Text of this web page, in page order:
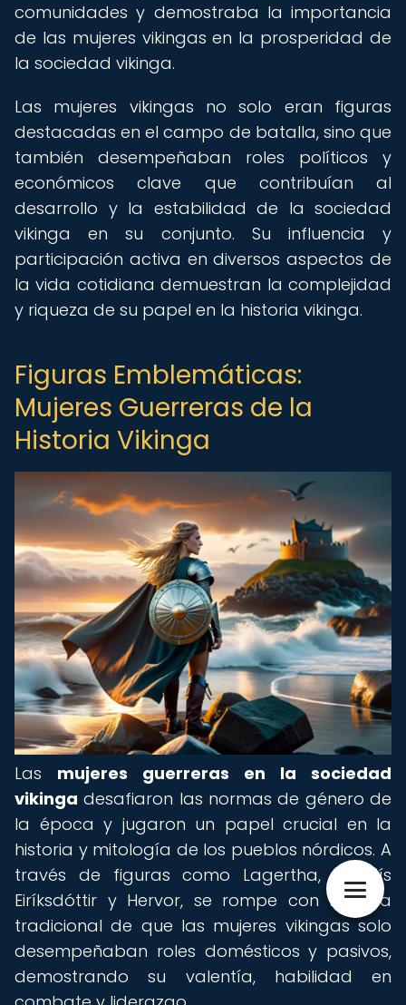
comunidades y demostraba la importancia
de las mujeres vikingas en la prosperidad de
la sociedad vikinga.
Las mujeres vikingas no solo eran figuras
destacadas en el campo de batalla, sino que
también desempeñaban roles políticos y
económicos clave que contribuían al
desarrollo y la estabilidad de la sociedad
vikinga en su conjunto. Su influencia y
participación activa en diversos aspectos de
la vida cotidiana demuestran la complejidad
y riqueza de su papel en la historia vikinga.
Figuras Emblemáticas:
Mujeres Guerreras de la
Historia Vikinga
Las mujeres guerreras en la sociedad
vikinga desafiaron las normas de género de
la época y jugaron un papel crucial en la
historia y mitología de los pueblos nórdicos. A
través de figuras como Lagertha, Freydís
Eiríksdóttir y Hervor, se rompe con la idea
tradicional de que las mujeres vikingas solo
desempeñaban roles domésticos y pasivos,
demostrando su valentía, habilidad en